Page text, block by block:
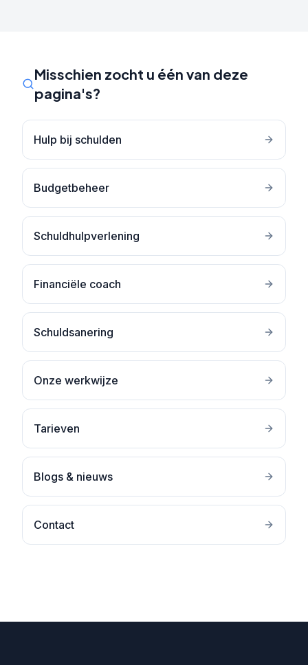
Misschien zocht u één van deze
pagina's?
Hulp bij schulden
Budgetbeheer
Schuldhulpverlening
Financiële coach
Schuldsanering
Onze werkwijze
Tarieven
Blogs & nieuws
Contact